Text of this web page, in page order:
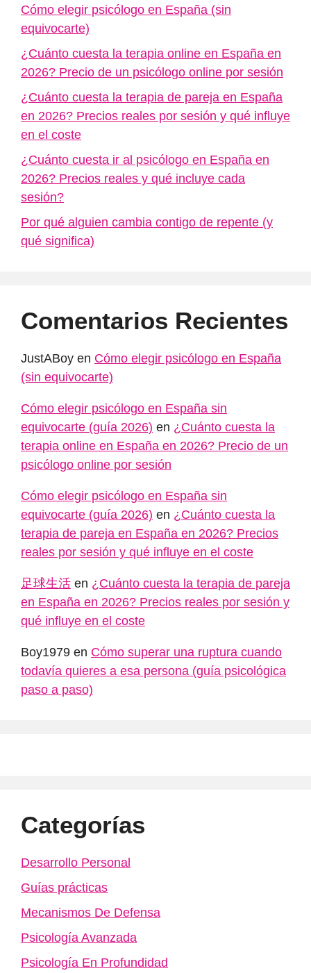
Cómo elegir psicólogo en España (sin
equivocarte)
¿Cuánto cuesta la terapia online en España en
2026? Precio de un psicólogo online por sesión
¿Cuánto cuesta la terapia de pareja en España
en 2026? Precios reales por sesión y qué influye
en el coste
¿Cuánto cuesta ir al psicólogo en España en
2026? Precios reales y qué incluye cada
sesión?
Por qué alguien cambia contigo de repente (y
qué significa)
Comentarios Recientes
JustABoy en Cómo elegir psicólogo en España
(sin equivocarte)
Cómo elegir psicólogo en España sin
equivocarte (guía 2026) en ¿Cuánto cuesta la
terapia online en España en 2026? Precio de un
psicólogo online por sesión
Cómo elegir psicólogo en España sin
equivocarte (guía 2026) en ¿Cuánto cuesta la
terapia de pareja en España en 2026? Precios
reales por sesión y qué influye en el coste
足球生活 en ¿Cuánto cuesta la terapia de pareja
en España en 2026? Precios reales por sesión y
qué influye en el coste
Boy1979 en Cómo superar una ruptura cuando
todavía quieres a esa persona (guía psicológica
paso a paso)
Categorías
Desarrollo Personal
Guías prácticas
Mecanismos De Defensa
Psicología Avanzada
Psicología En Profundidad